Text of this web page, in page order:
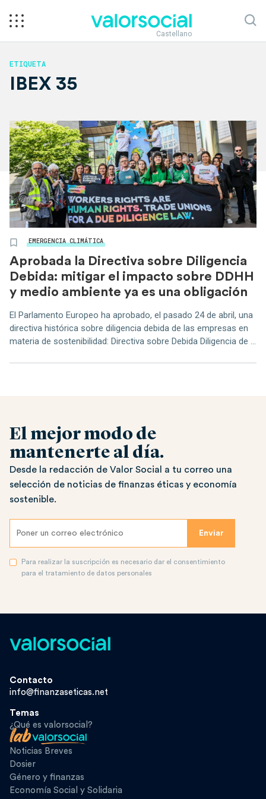
Castellano
ETIQUETA
IBEX 35
EMERGENCIA CLIMÁTICA
Aprobada la Directiva sobre Diligencia
Debida: mitigar el impacto sobre DDHH
y medio ambiente ya es una obligación
El Parlamento Europeo ha aprobado, el pasado 24 de abril, una
directiva histórica sobre diligencia debida de las empresas en
materia de sostenibilidad: Directiva sobre Debida Diligencia de ...
El mejor modo de
mantenerte al día.
Desde la redacción de Valor Social a tu correo una
selección de noticias de finanzas éticas y economía
sostenible.
Para realizar la suscripción es necesario dar el consentimiento
para el tratamiento de datos personales
Contacto
info@finanzaseticas.net
Temas
¿Qué es valorsocial?
Noticias Breves
Dosier
Género y finanzas
Economía Social y Solidaria